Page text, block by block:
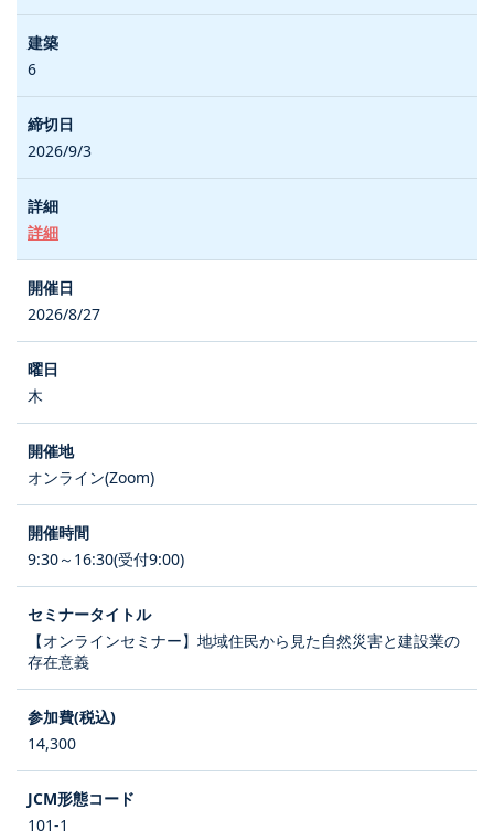
6
2026/9/3
詳細
2026/8/27
木
オンライン(Zoom)
9:30～16:30(受付9:00)
【オンラインセミナー】地域住民から見た自然災害と建設業の
存在意義
14,300
101-1